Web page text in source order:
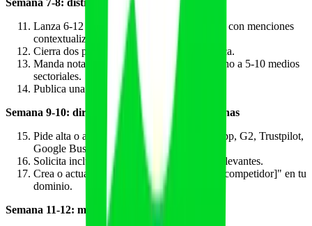
Lanza 6-12 comentarios honestos en Reddit con menciones
contextualizadas.
Cierra dos podcasts con transcripción pública.
Manda nota de prensa sobre el estudio interno a 5-10 medios
sectoriales.
Publica una newsletter densa en LinkedIn.
Semana 9-10: directorios y comparativas externas
Pide alta o actualización en Capterra, GetApp, G2, Trustpilot,
Google Business Profile.
Solicita inclusión en 3-5 listicles externos relevantes.
Crea o actualiza páginas de "alternativas a [competidor]" en tu
dominio.
Semana 11-12: medición e institucionalización